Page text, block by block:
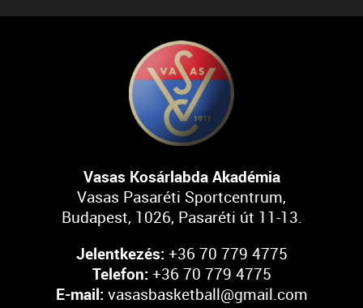
Vasas Kosárlabda Akadémia
Vasas Pasaréti Sportcentrum,
Budapest, 1026, Pasaréti út 11-13.
Jelentkezés: +36 70 779 4775
Telefon: +36 70 779 4775
E-mail: vasasbasketball@gmail.com